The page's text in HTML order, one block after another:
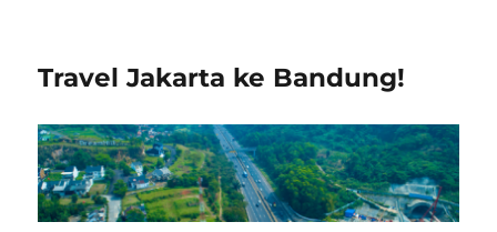
Travel Jakarta ke Bandung!